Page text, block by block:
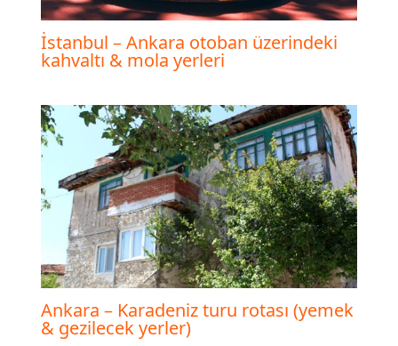
İstanbul – Ankara otoban üzerindeki
kahvaltı & mola yerleri
Ankara – Karadeniz turu rotası (yemek
& gezilecek yerler)